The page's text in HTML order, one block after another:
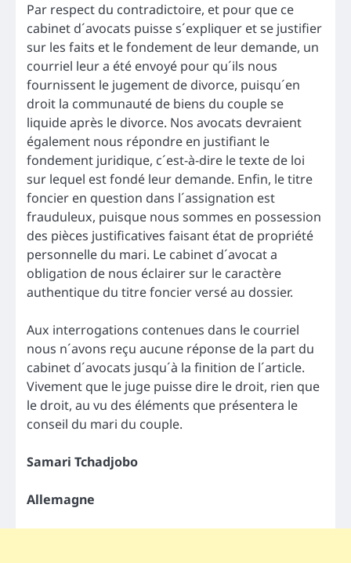
Par respect du contradictoire, et pour que ce
cabinet d´avocats puisse s´expliquer et se justifier
sur les faits et le fondement de leur demande, un
courriel leur a été envoyé pour qu´ils nous
fournissent le jugement de divorce, puisqu´en
droit la communauté de biens du couple se
liquide après le divorce. Nos avocats devraient
également nous répondre en justifiant le
fondement juridique, c´est-à-dire le texte de loi
sur lequel est fondé leur demande. Enfin, le titre
foncier en question dans l´assignation est
frauduleux, puisque nous sommes en possession
des pièces justificatives faisant état de propriété
personnelle du mari. Le cabinet d´avocat a
obligation de nous éclairer sur le caractère
authentique du titre foncier versé au dossier.
Aux interrogations contenues dans le courriel
nous n´avons reçu aucune réponse de la part du
cabinet d´avocats jusqu´à la finition de l´article.
Vivement que le juge puisse dire le droit, rien que
le droit, au vu des éléments que présentera le
conseil du mari du couple.
Samari Tchadjobo
Allemagne